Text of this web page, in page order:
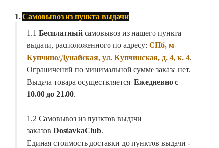
1. Самовывоз из пункта выдачи
1.1 Бесплатный самовывоз из нашего пункта
выдачи, расположенного по адресу: СПб, м.
Купчино/Дунайская, ул. Купчинская, д. 4, к. 4.
Ограничений по минимальной сумме заказа нет.
Выдача товара осуществляется: Ежедневно с
10.00 до 21.00.
1.2 Самовывоз из пунктов выдачи
заказов DostavkaClub.
Единая стоимость доставки до пунктов выдачи -